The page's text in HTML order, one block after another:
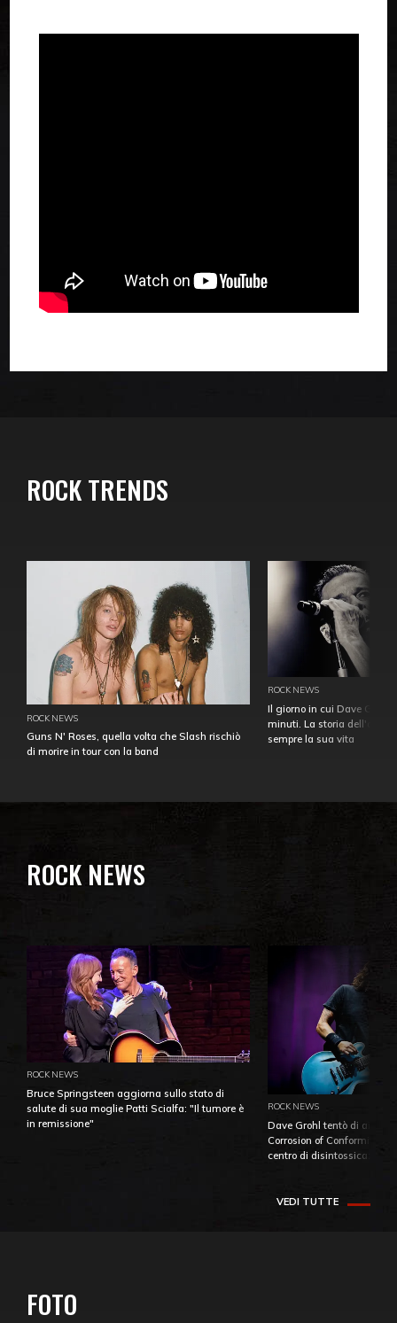
ROCK TRENDS
ROCK NEWS
Guns N' Roses, quella volta che Slash rischiò
di morire in tour con la band
ROCK NEWS
Il giorno in cui Dave
minuti. La storia
sempre la sua vita
ROCK NEWS
ROCK NEWS
Bruce Springsteen aggiorna sullo stato di
salute di sua moglie Patti Scialfa: "Il tumore è
in remissione"
ROCK NEWS
Dave Grohl tentò di
Corrosion of Conformity
centro di
VEDI TUTTE
FOTO